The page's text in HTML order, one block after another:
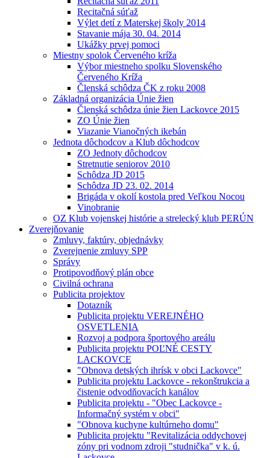
Recitačná súťaž
Výlet detí z Materskej školy 2014
Stavanie mája 30. 04. 2014
Ukážky prvej pomoci
Miestny spolok Červeného kríža
Výbor miestneho spolku Slovenského
Červeného Kríža
Členská schôdza ČK z roku 2008
Základná organizácia Únie žien
Členská schôdza únie žien Lackovce 2015
ZO Únie žien
Viazanie Vianočných ikebán
Jednota dôchodcov a Klub dôchodcov
ZO Jednoty dôchodcov
Stretnutie seniorov 2010
Schôdza JD 2015
Schôdza JD 23. 02. 2014
Brigáda v okolí kostola pred Veľkou Nocou
Vinobranie
OZ Klub vojenskej histórie a strelecký klub PERÚN
Zverejňovanie
Zmluvy, faktúry, objednávky
Zverejnenie zmluvy SPP
Správy
Protipovodňový plán obce
Civilná ochrana
Publicita projektov
Dotazník
Publicita projektu VEREJNÉHO
OSVETLENIA
Rozvoj a podpora športového areálu
Publicita projektu POĽNÉ CESTY
LACKOVCE
"Obnova detských ihrísk v obci Lackovce"
Publicita projektu Lackovce - rekonštrukcia a
čistenie odvodňovacích kanálov
Publicita projektu - "Obec Lackovce -
Informačný systém v obci"
"Obnova kuchyne kultúrneho domu"
Publicita projektu "Revitalizácia oddychovej
zóny pri vodnom zdroji "studnička" v k. ú.